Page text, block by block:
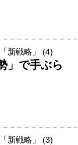
新戦略」 (4)
」で手ぶら
新戦略」 (3)